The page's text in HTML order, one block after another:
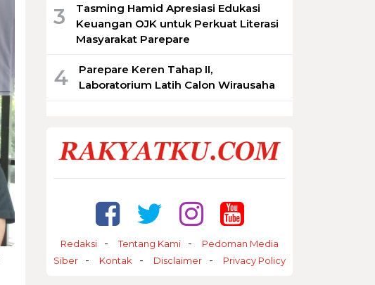
3
Tasming Hamid Apresiasi Edukasi
Keuangan OJK untuk Perkuat Literasi
Masyarakat Parepare
4
Parepare Keren Tahap II,
Laboratorium Latih Calon Wirausaha
Redaksi Tentang Kami
Pedoman Media
Siber
Kontak Disclaimer Privacy Policy